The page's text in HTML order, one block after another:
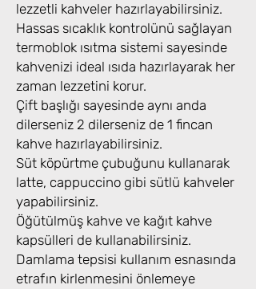
lezzetli kahveler hazırlayabilirsiniz.
Hassas sıcaklık kontrolünü sağlayan
termoblok ısıtma sistemi sayesinde
kahvenizi ideal ısıda hazırlayarak her
zaman lezzetini korur.
Çift başlığı sayesinde aynı anda
dilerseniz 2 dilerseniz de 1 fincan
kahve hazırlayabilirsiniz.
Süt köpürtme çubuğunu kullanarak
latte, cappuccino gibi sütlü kahveler
yapabilirsiniz.
Öğütülmüş kahve ve kağıt kahve
kapsülleri de kullanabilirsiniz.
Damlama tepsisi kullanım esnasında
etrafın kirlenmesini önlemeye